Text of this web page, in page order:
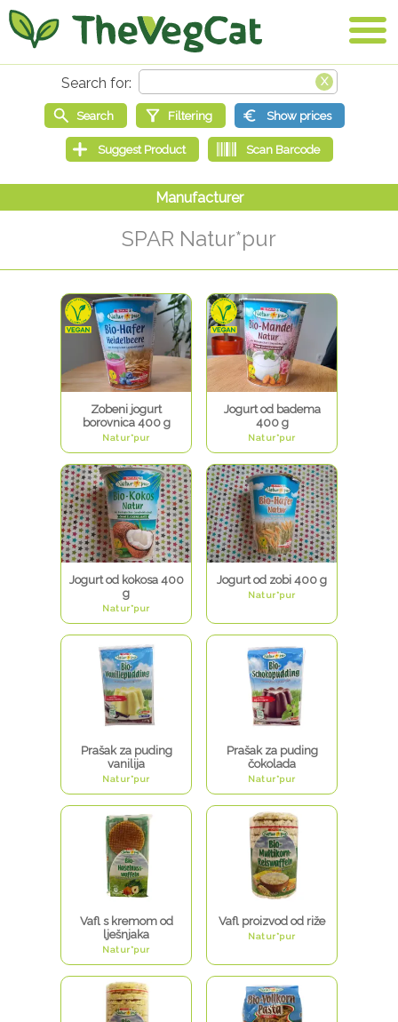
SPAR Natur*pur
Zobeni jogurt
borovnica 400 g
Natur*pur
Jogurt od badema
400 g
Natur*pur
Jogurt od kokosa 400
g
Natur*pur
Jogurt od zobi 400 g
Natur*pur
Prašak za puding
vanilija
Natur*pur
Prašak za puding
čokolada
Natur*pur
Vafl s kremom od
lješnjaka
Natur*pur
Vafl proizvod od riže
Natur*pur